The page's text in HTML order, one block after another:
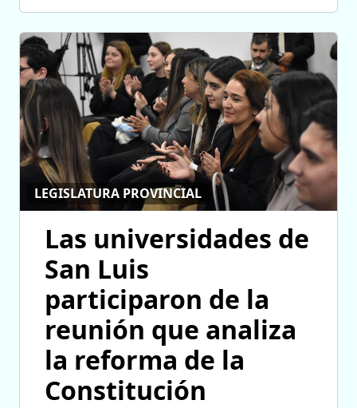
LEGISLATURA PROVINCIAL
Las universidades de
San Luis
participaron de la
reunión que analiza
la reforma de la
Constitución